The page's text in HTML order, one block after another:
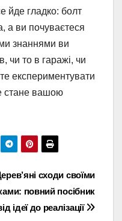
йде гладко: болт
а ви почуваєтеся
знаннями ви
чи то в гаражі, чи
експериментувати
стане вашою
сходи своїми
повний посібник
ідеї до реалізації